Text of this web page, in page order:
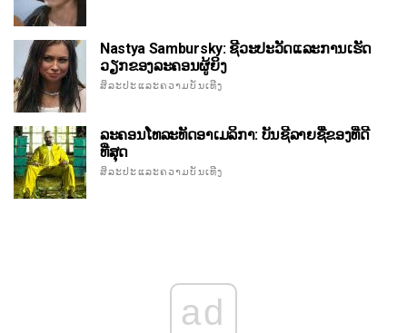
Nastya Sambursky: ຊີວະປະວັດແລະການເຮັດ
ວຽກຂອງລະຄອນຜູ້ຍິງ
ສິລະປະແລະຄວາມບັນເທີງ
ລະຄອນໂທລະທັດອາເມລິກາ: ບັນຊີລາຍຊື່ຂອງທີ່ດີ
ທີ່ສຸດ
ສິລະປະແລະຄວາມບັນເທີງ
ad